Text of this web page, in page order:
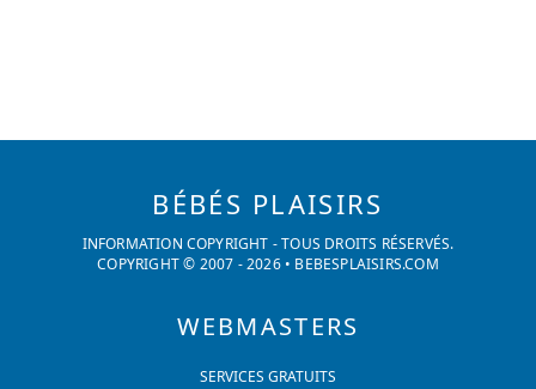
BÉBÉS PLAISIRS
INFORMATION COPYRIGHT - TOUS DROITS RÉSERVÉS.
COPYRIGHT © 2007 -2026• BEBESPLAISIRS.COM
WEBMASTERS
SERVICES GRATUITS